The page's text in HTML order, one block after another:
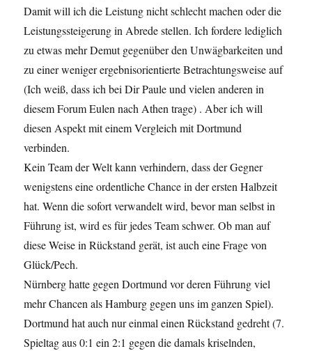
Damit will ich die Leistung nicht schlecht machen oder die
Leistungssteigerung in Abrede stellen. Ich fordere lediglich
zu etwas mehr Demut gegenüber den Unwägbarkeiten und
zu einer weniger ergebnisorientierte Betrachtungsweise auf
(Ich weiß, dass ich bei Dir Paule und vielen anderen in
diesem Forum Eulen nach Athen trage) . Aber ich will
diesen Aspekt mit einem Vergleich mit Dortmund
verbinden.
Kein Team der Welt kann verhindern, dass der Gegner
wenigstens eine ordentliche Chance in der ersten Halbzeit
hat. Wenn die sofort verwandelt wird, bevor man selbst in
Führung ist, wird es für jedes Team schwer. Ob man auf
diese Weise in Rückstand gerät, ist auch eine Frage von
Glück/Pech.
Nürnberg hatte gegen Dortmund vor deren Führung viel
mehr Chancen als Hamburg gegen uns im ganzen Spiel).
Dortmund hat auch nur einmal einen Rückstand gedreht (7.
Spieltag aus 0:1 ein 2:1 gegen die damals kriselnden,